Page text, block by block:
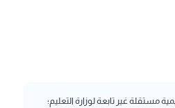
مستقلة غير تابعة لوزارة التعليم؛